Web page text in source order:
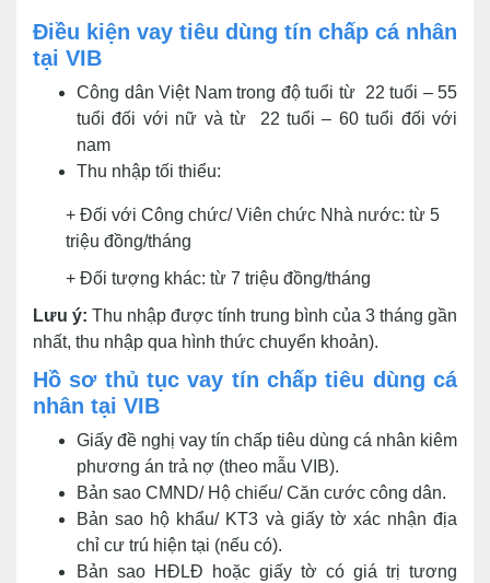
Điều kiện vay tiêu dùng tín chấp cá nhân
tại VIB
Công dân Việt Nam trong độ tuổi từ 22 tuổi – 55
tuổi đối với nữ và từ 22 tuổi – 60 tuổi đối với
nam
Thu nhập tối thiểu:
+ Đối với Công chức/ Viên chức Nhà nước: từ 5
triệu đồng/tháng
+ Đối tượng khác: từ 7 triệu đồng/tháng
Lưu ý: Thu nhập được tính trung bình của 3 tháng gần
nhất, thu nhập qua hình thức chuyển khoản).
Hồ sơ thủ tục vay tín chấp tiêu dùng cá
nhân tại VIB
Giấy đề nghị vay tín chấp tiêu dùng cá nhân kiêm
phương án trả nợ (theo mẫu VIB).
Bản sao CMND/ Hộ chiếu/ Căn cước công dân.
Bản sao hộ khẩu/ KT3 và giấy tờ xác nhận địa
chỉ cư trú hiện tại (nếu có).
Bản sao HĐLĐ hoặc giấy tờ có giá trị tương